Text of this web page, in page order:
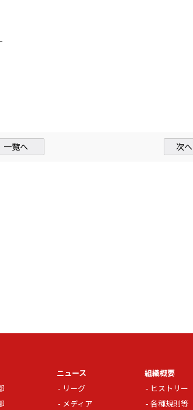
一覧へ 次へ
ニュース
リーグ
メディア
組織概要
ヒストリー
各種規則等